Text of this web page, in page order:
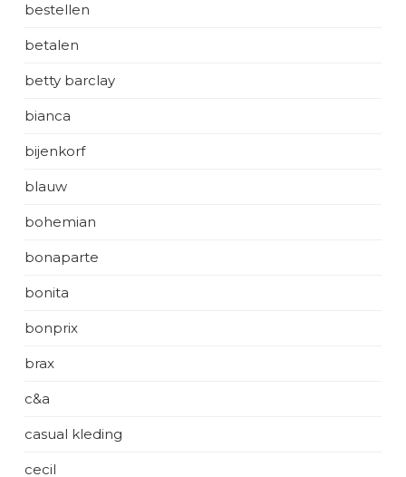
bestellen
betalen
betty barclay
bianca
bijenkorf
blauw
bohemian
bonaparte
bonita
bonprix
brax
c&a
casual kleding
cecil